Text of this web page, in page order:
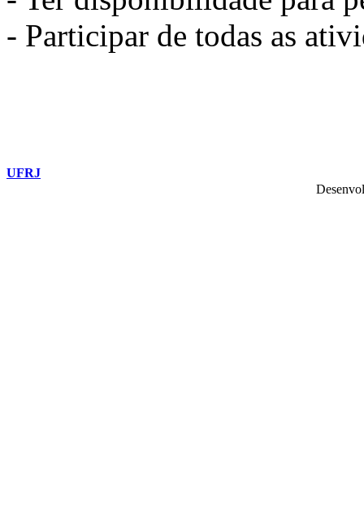
- Participar de todas as
UFRJ